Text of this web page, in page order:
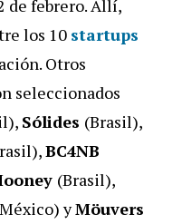
de febrero. Allí,
los 10 startups
Otros
seleccionados
Sólides (Brasil),
BC4NB
(Brasil),
yMöuvers